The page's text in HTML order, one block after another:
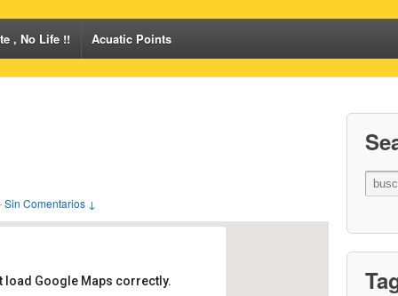
, No Life !! Acuatic Points
Sin Comentarios ↓
load Google Maps correctly.